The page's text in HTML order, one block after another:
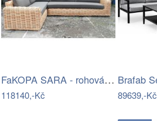
FaKOPA SARA - rohová sedačka ze…
118140,-Kč 89639,-Kč